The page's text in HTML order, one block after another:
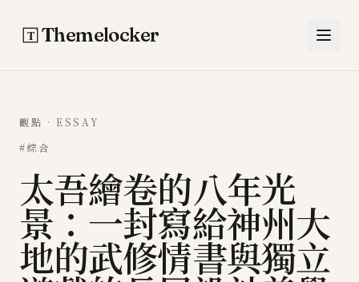
Themelocker
觀點 · ESSAY
#綜合
太吾繪卷的八年光
景：一封寫給神州大
地的武修情書與獨立